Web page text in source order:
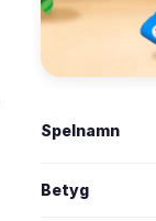
Spelnamn
Betyg